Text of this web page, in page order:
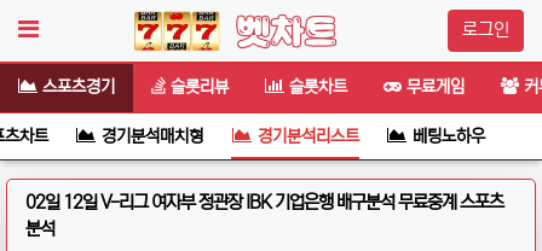
로그인
스포츠경기 슬롯리뷰 슬롯차트 무료게임
차트 경기분석매치형 경기분석리스트 베팅노하우
02일 12일 V-리그 여자부 정관장 IBK 기업은행 배구분석 무료중계 스포츠
분석